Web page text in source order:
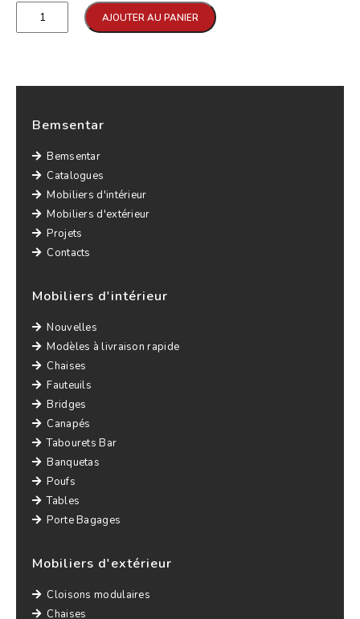
AJOUTER AU PANIER
Bemsentar
Bemsentar
Catalogues
Mobiliers d'intérieur
Mobiliers d'extérieur
Projets
Contacts
Mobiliers d'intérieur
Nouvelles
Modèles à livraison rapide
Chaises
Fauteuils
Bridges
Canapés
Tabourets Bar
Banquetas
Poufs
Tables
Porte Bagages
Mobiliers d'extérieur
Cloisons modulaires
Chaises